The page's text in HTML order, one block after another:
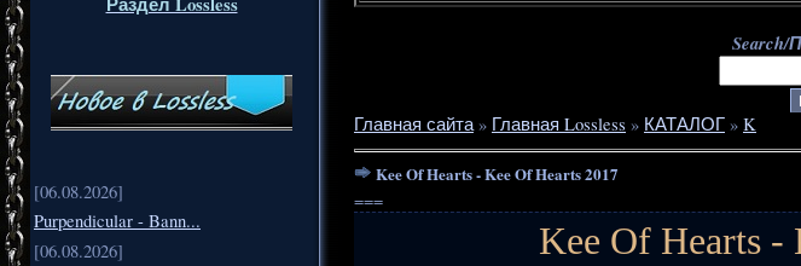
[06.08.2026]
Purpendicular - Bann...
[06.08.2026]
Search/
Главная сайта» Главная Lossless » КАТАЛОГ » K
Kee Of Hearts - Kee Of Hearts 2017
===
Kee Of Hearts -